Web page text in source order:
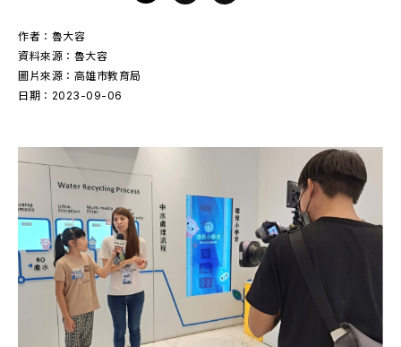
作者： 魯大容
資料來源： 魯大容
圖片來源： 高雄市教育局
日期： 2023-09-06